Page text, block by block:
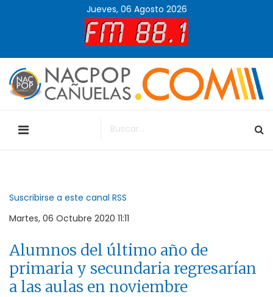
Jueves, 06 Agosto 2026
Suscribirse a este canal RSS
Martes, 06 Octubre 2020 11:11
Alumnos del último año de
primaria y secundaria regresarían
a las aulas en noviembre